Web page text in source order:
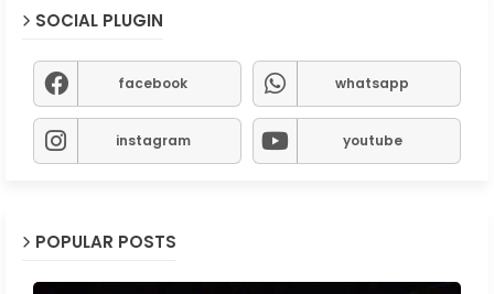
SOCIAL PLUGIN
facebook whatsapp
instagram youtube
POPULAR POSTS